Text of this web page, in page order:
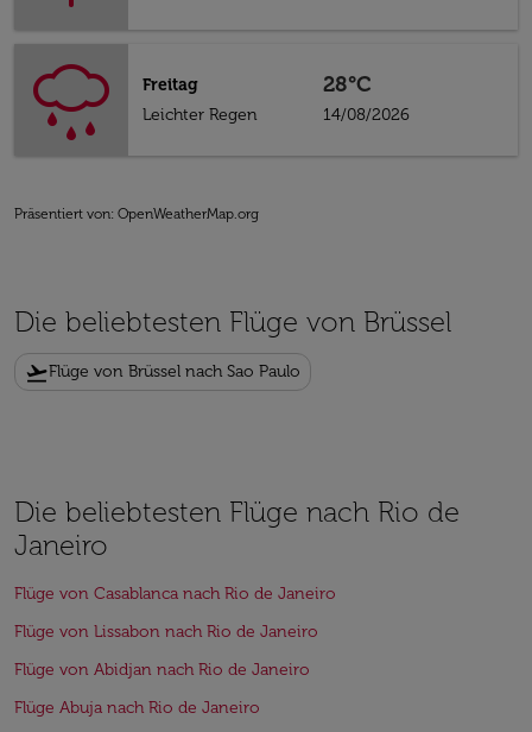
Freitag
Leichter Regen
28°C
14/08/2026
Präsentiert von: OpenWeatherMap.org
Die beliebtesten Flüge von Brüssel
flight_takeoffFlüge von Brüssel nach Sao Paulo
Die beliebtesten Flüge nach Rio de
Janeiro
Flüge von Casablanca nach Rio de Janeiro
Flüge von Lissabon nach Rio de Janeiro
Flüge von Abidjan nach Rio de Janeiro
Flüge Abuja nach Rio de Janeiro